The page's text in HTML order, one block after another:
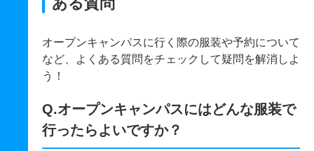
オープンキャンパスに行く際の服装や予約について
など、よくある質問をチェックして疑問を解消しよ
う！
Q.オープンキャンパスにはどんな服装で
行ったらよいですか？